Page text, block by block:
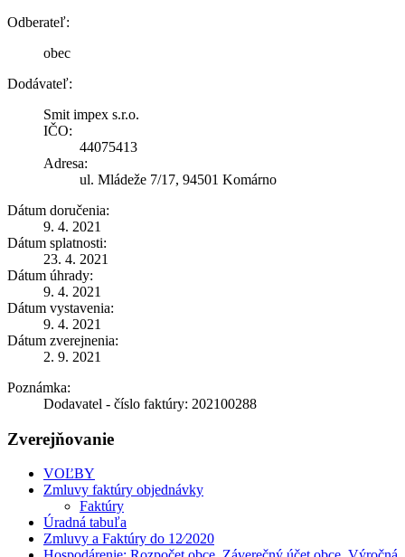
Odberateľ:
obec
Dodávateľ:
Smit impex s.r.o.
IČO:
44075413
Adresa:
ul. Mládeže 7/17, 94501 Komárno
Dátum doručenia:
9. 4. 2021
Dátum splatnosti:
23. 4. 2021
Dátum úhrady:
9. 4. 2021
Dátum vystavenia:
9. 4. 2021
Dátum zverejnenia:
2. 9. 2021
Poznámka:
Dodavatel - číslo faktúry: 202100288
Zverejňovanie
VOĽBY
Zmluvy faktúry objednávky
Faktúry
Úradná tabuľa
Zmluvy a Faktúry do 12⁄2020